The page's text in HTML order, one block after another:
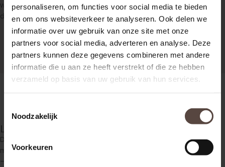
personaliseren, om functies voor social media te bieden
en om ons websiteverkeer te analyseren. Ook delen we
informatie over uw gebruik van onze site met onze
partners voor social media, adverteren en analyse. Deze
partners kunnen deze gegevens combineren met andere
informatie die u aan ze heeft verstrekt of die ze hebben
verzameld op basis van uw gebruik van hun services.
Noodzakelijk
Voorkeuren
wanneer u geen bedrag krijgt toegekend. Ook dan zijn onze
diensten geheel kosteloos!
Letselschade verkeersongeval melden
De letselschade van uw verkeersongeval kunt u eenvoudig
melden via het contactformulier, per mail of telefonisch via 085
– 760 60 13. Wij nemen vervolgens contact met u op om de